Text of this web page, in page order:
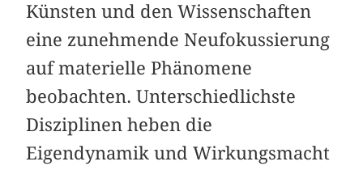
Künsten und den Wissenschaften
eine zunehmende Neufokussierung
auf materielle Phänomene
beobachten. Unterschiedlichste
Disziplinen heben die
Eigendynamik und Wirkungsmacht